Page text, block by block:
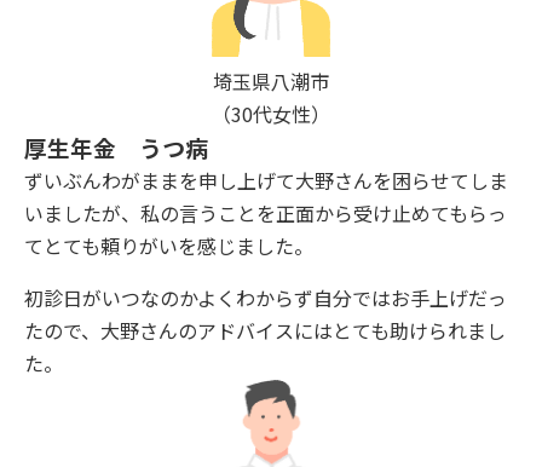
埼玉県八潮市
（30代女性）
厚生年金 うつ病
ずいぶんわがままを申し上げて大野さんを困らせてしま
いましたが、私の言うことを正面から受け止めてもらっ
てとても頼りがいを感じました。
初診日がいつなのかよくわからず自分ではお手上げだっ
たので、大野さんのアドバイスにはとても助けられまし
た。